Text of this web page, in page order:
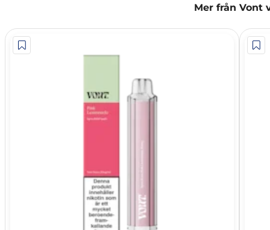
Mer från Vont